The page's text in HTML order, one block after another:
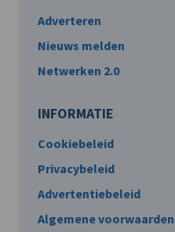
Adverteren
Nieuws melden
Netwerken 2.0
INFORMATIE
Cookiebeleid
Privacybeleid
Advertentiebeleid
Algemene voorwaarden